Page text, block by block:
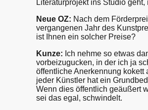
Literaturprojekt ins Studio
Neue OZ: Nach dem
vergangenen Jahr des
ist Ihnen ein solcher Preise?
Kunze: Ich nehme so etwas
vorbeizugucken, in der ich ja
öffentliche Anerkennung
jeder Künstler hat ein
Wenn dies öffentlich geäußert
sei das egal, schwindelt.